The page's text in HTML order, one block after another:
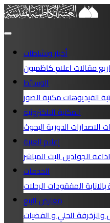
أخبار ونشاطات
مقالاتاعلام كاظميون
الوسائط
الفيديوهاتمكتبة الصور
المكتبة الالكترونية
الاصدارات الدوريةالبحوث
إعلام العتبة
اذاعة الجوادينالبث المباشر
الخدمات
بالانابةالمفقوداتالرحلات
معارض البيع
والزخرفةالحلي و الفضيات